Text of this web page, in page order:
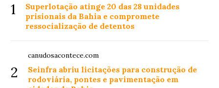
1
Superlotação atinge 20 das 28 unidades
prisionais da Bahia e compromete
ressocialização de detentos
2
canudosacontece.com
Seinfra abriu licitações para construção de
rodoviária, pontes e pavimentação em